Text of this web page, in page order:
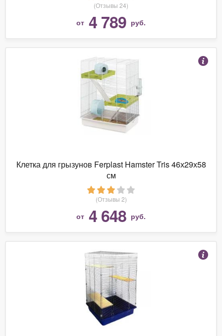
(Отзывы 24)
от 4 789 руб.
Клетка для грызунов Ferplast Hamster Tris 46х29х58
см
(Отзывы 2)
от 4 648 руб.